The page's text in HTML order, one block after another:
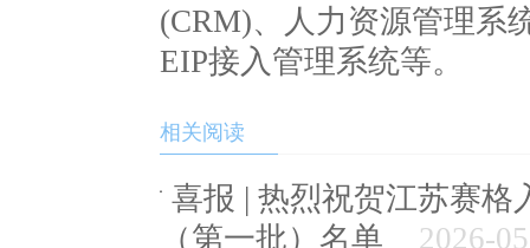
(CRM)、人力资源管理系
EIP接入管理系统等。
相关阅读
喜报 | 热烈祝贺江苏赛格
（第一批）名单
2026-